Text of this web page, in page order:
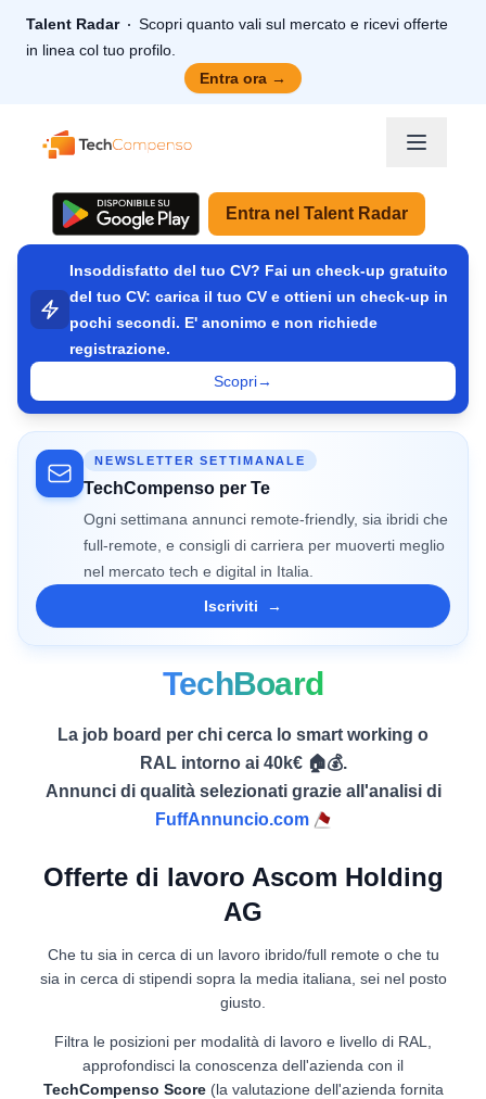
Talent Radar
Scopri quanto vali sul mercato e ricevi offerte
in linea col tuo profilo.
Entra ora →
TechCompenso
Entra nel Talent Radar
Insoddisfatto del tuo CV? Fai un check-up gratuito
del tuo CV: carica il tuo CV e ottieni un check-up in
pochi secondi. E' anonimo e non richiede
registrazione.
Scopri→
NEWSLETTER SETTIMANALE
TechCompenso per Te
Ogni settimana annunci remote-friendly, sia ibridi che
full-remote, e consigli di carriera per muoverti meglio
nel mercato tech e digital in Italia.
Iscriviti
→
TechBoard
La job board per chi cerca lo smart working o
RAL intorno ai 40k€ 🏠💰.
Annunci di qualità selezionati grazie all'analisi di
FuffAnnuncio.com
Offerte di lavoro Ascom Holding
AG
Che tu sia in cerca di un lavoro ibrido/full remote o che tu
sia in cerca di stipendi sopra la media italiana, sei nel posto
giusto.
Filtra le posizioni per modalità di lavoro e livello di RAL,
approfondisci la conoscenza dell'azienda con il
TechCompenso Score(la valutazione dell'azienda fornita